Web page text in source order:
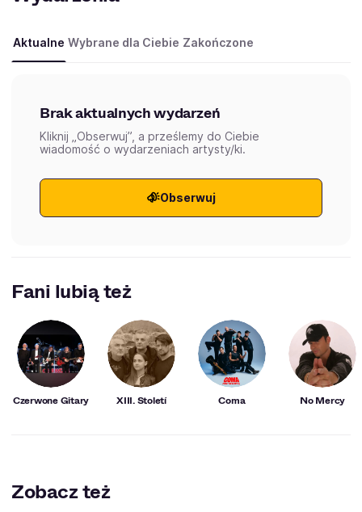
Aktualne Wybrane dla Ciebie Zakończone
Brak aktualnych wydarzeń
Kliknij „Obserwuj”, a prześlemy do Ciebie
wiadomość o wydarzeniach artysty/ki.
Obserwuj
Fani lubią też
Czerwone Gitary XIII. Století Coma No Mercy
Zobacz też